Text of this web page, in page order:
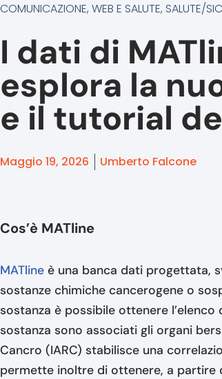
COMUNICAZIONE, WEB E SALUTE, SALUTE/
I dati di
esplora la
e il tutorial
Maggio 19, 2026 Umberto Falcone
Cos’è MATline
MATline è una banca dati progettata,
sostanze chimiche cancerogene o
sostanza è possibile ottenere
sostanza sono associati gli organi
Cancro (IARC) stabilisce una
permette inoltre di ottenere, a partire